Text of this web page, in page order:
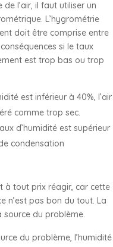
l’air, il faut utiliser un
L’hygrométrie
doit être comprise entre
si le taux
est trop bas ou trop
est inférieur à 40%, l’air
comme trop sec.
d’humidité est supérieur
condensation
à tout prix réagir, car cette
n’est pas bon du tout. La
source du problème.
du problème, l’humidité